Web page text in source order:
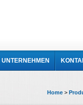
UNTERNEHMEN
Home >